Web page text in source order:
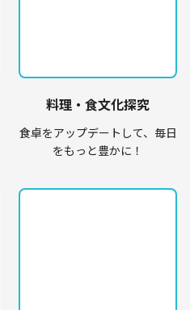
料理・食文化探究
食卓をアップデートして、毎日
をもっと豊かに！